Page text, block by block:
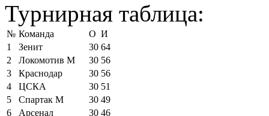
Турнирная таблица:
№ Команда О И
1
Зенит 30 64
2
Локомотив М 30 56
3
Краснодар 30 56
4
ЦСКА 30 51
5
Спартак М 30 49
6
Арсенал 30 46